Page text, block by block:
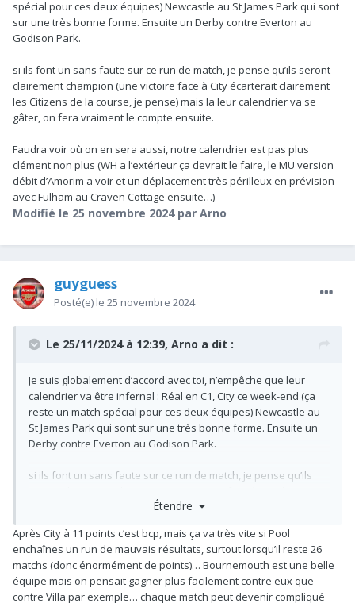
spécial pour ces deux équipes) Newcastle au St James Park qui sont
sur une très bonne forme. Ensuite un Derby contre Everton au
Godison Park.
si ils font un sans faute sur ce run de match, je pense qu’ils seront
clairement champion (une victoire face à City écarterait clairement
les Citizens de la course, je pense) mais la leur calendrier va se
gâter, on fera vraiment le compte ensuite.
Faudra voir où on en sera aussi, notre calendrier est pas plus
clément non plus (WH a l’extérieur ça devrait le faire, le MU version
débit d’Amorim a voir et un déplacement très périlleux en prévision
avec Fulham au Craven Cottage ensuite…)
Modifié le 25 novembre 2024par Arno
guyguess
Posté(e) le 25 novembre 2024
Le 25/11/2024 à 12:39, Arno a dit :
Je suis globalement d’accord avec toi, n’empêche que leur
calendrier va être infernal : Réal en C1, City ce week-end (ça
reste un match spécial pour ces deux équipes) Newcastle au
St James Park qui sont sur une très bonne forme. Ensuite un
Derby contre Everton au Godison Park.
si ils font un sans faute sur ce run de match, je pense qu’ils
clairement les Citizens de la course, je pense) mais la leur
Faudra voir où on en sera aussi, notre calendrier est pas plus
clément non plus (WH a l’extérieur ça devrait le faire, le MU
version débit d’Amorim a voir et un déplacement très périlleux
Étendre
Après City à 11 points c’est bcp, mais ça va très vite si Pool
enchaînes un run de mauvais résultats, surtout lorsqu’il reste 26
matchs (donc énormément de points)… Bournemouth est une belle
équipe mais on pensait gagner plus facilement contre eux que
contre Villa par exemple… chaque match peut devenir compliqué